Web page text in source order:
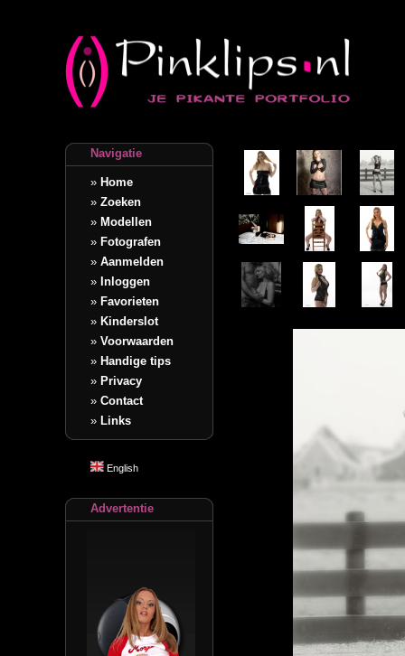
Navigatie
» Home
» Zoeken
» Modellen
» Fotografen
» Aanmelden
» Inloggen
» Favorieten
» Kinderslot
» Voorwaarden
» Handige tips
» Privacy
» Contact
» Links
English
Advertentie